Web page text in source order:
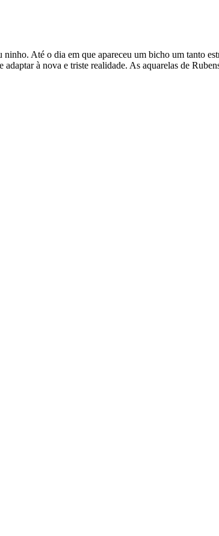
Até o dia em que apareceu um bicho um tanto
à nova e triste realidade. As aquarelas de